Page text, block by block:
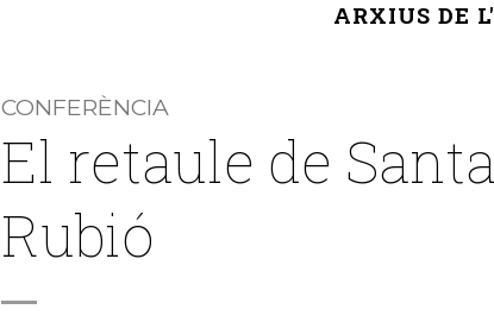
ARXIUS DE
CONFERÈNCIA
El retaule de
Rubió